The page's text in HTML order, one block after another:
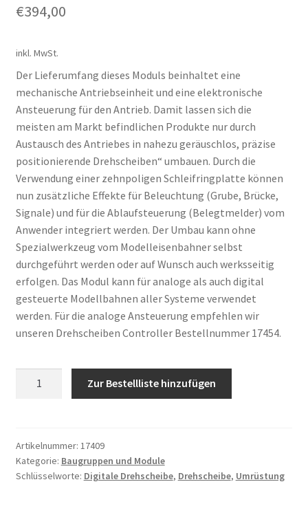
€394,00
inkl. MwSt.
Der Lieferumfang dieses Moduls beinhaltet eine
mechanische Antriebseinheit und eine elektronische
Ansteuerung für den Antrieb. Damit lassen sich die
meisten am Markt befindlichen Produkte nur durch
Austausch des Antriebes in nahezu geräuschlos, präzise
positionierende Drehscheiben“ umbauen. Durch die
Verwendung einer zehnpoligen Schleifringplatte können
nun zusätzliche Effekte für Beleuchtung (Grube, Brücke,
Signale) und für die Ablaufsteuerung (Belegtmelder) vom
Anwender integriert werden. Der Umbau kann ohne
Spezialwerkzeug vom Modelleisenbahner selbst
durchgeführt werden oder auf Wunsch auch werksseitig
erfolgen. Das Modul kann für analoge als auch digital
gesteuerte Modellbahnen aller Systeme verwendet
werden. Für die analoge Ansteuerung empfehlen wir
unseren Drehscheiben Controller Bestellnummer 17454.
Anzahl Zur Bestellliste hinzufügen
Artikelnummer: 17409
Kategorie: Baugruppen und Module
Schlüsselworte: Digitale Drehscheibe, Drehscheibe, Umrüstung